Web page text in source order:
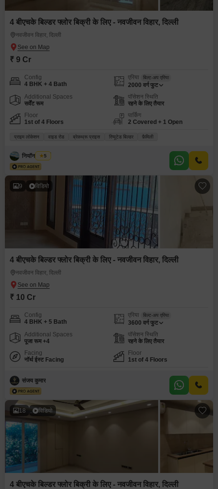
4 बीएचके बिल्डर फ्लोर बिक्री के लिए - नवजीवन विहार, दिल्ली
नवजीवन विहार, दिल्ली
₹ 9 Cr
Config
4 BHK + 4 Bath
एरिया बिल्ट-अप एरिया
2000 वर्ग फुट
Additional Spaces
सर्वेंट रूम
पॉसेशन स्थिति
रहने के लिए तैयार
Floor
1st of 4 Floors
पार्किंग
2 Covered + 1 Open
प्राइम लोकेशन वाइड रोड ब्रेकथ्रू प्राइस रिप्यूटेड बिल्डर फ़ैमिली
नियॉन प्रॉपर्टी
5
9 विडियो
4 बीएचके बिल्डर फ्लोर बिक्री के लिए - नवजीवन विहार, दिल्ली
नवजीवन विहार, दिल्ली
₹ 10 Cr
Config
4 BHK + 5 Bath
एरिया बिल्ट-अप एरिया
3600 वर्ग फुट
Additional Spaces
पूजा रूम +4
पॉसेशन स्थिति
रहने के लिए तैयार
Facing
नॉर्थ ईस्ट Facing
Floor
1st of 4 Floors
संजय कुमार
18 विडियो
4 बीएचके बिल्डर फ्लोर बिक्री के लिए - नवजीवन विहार, दिल्ली